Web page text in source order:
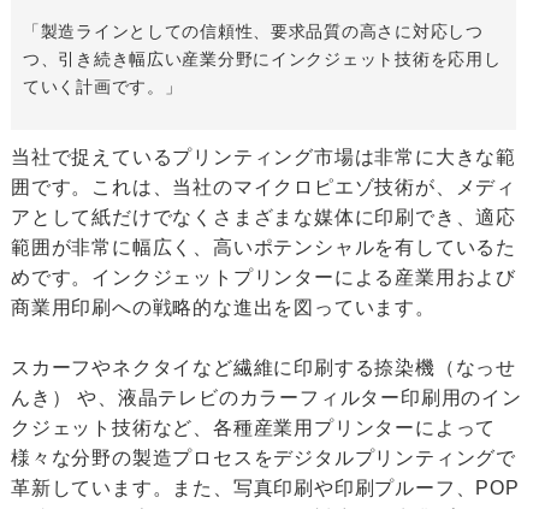
「製造ラインとしての信頼性、要求品質の高さに対応しつ
つ、引き続き幅広い産業分野にインクジェット技術を応用し
ていく計画です。」
当社で捉えているプリンティング市場は非常に大きな範
囲です。これは、当社のマイクロピエゾ技術が、メディ
アとして紙だけでなくさまざまな媒体に印刷でき、適応
範囲が非常に幅広く、高いポテンシャルを有しているた
めです。インクジェットプリンターによる産業用および
商業用印刷への戦略的な進出を図っています。
スカーフやネクタイなど繊維に印刷する捺染機（なっせ
んき） や、液晶テレビのカラーフィルター印刷用のイン
クジェット技術など、各種産業用プリンターによって
様々な分野の製造プロセスをデジタルプリンティングで
革新しています。また、写真印刷や印刷プルーフ、POP